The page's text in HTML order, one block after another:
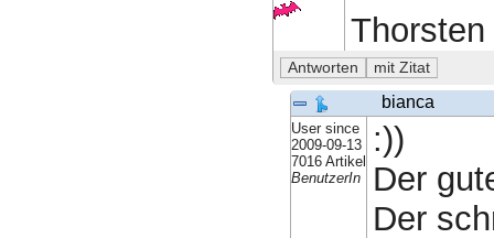
Thorsten
bianca
User since
2009-09-13
7016 Artikel
BenutzerIn
:))
Der
Der